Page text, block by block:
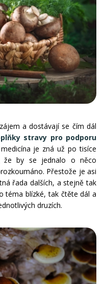
a dostávají se čím dál
stravy pro podporu
je zná už po tisíce
že by se jednalo o něco
Přestože je asi
řada dalších, a stejně tak
téma blízké, tak čtěte dál a
druzích.